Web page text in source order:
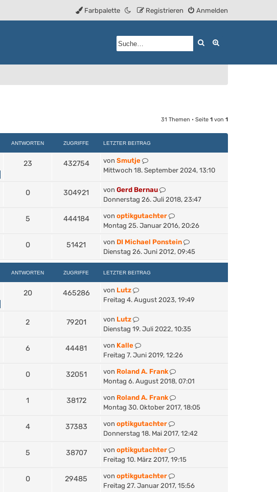
Anmelden
Registrieren
Farbpalette
Suche
31 Themen • Seite 1 von 1
ANTWORTEN ZUGRIFFE LETZTER BEITRAG
23 432754 von Smutje
Mittwoch 18. September 2024, 13:10
0 304921 von Gerd Bernau
Donnerstag 26. Juli 2018, 23:47
5 444184 von optikgutachter
Montag 25. Januar 2016, 20:26
0 51421 von DI Michael Ponstein
Dienstag 26. Juni 2012, 09:45
ANTWORTEN ZUGRIFFE LETZTER BEITRAG
20 465286 von Lutz
Freitag 4. August 2023, 19:49
2 79201 von Lutz
Dienstag 19. Juli 2022, 10:35
6 44481 von Kalle
Freitag 7. Juni 2019, 12:26
0 32051 von Roland A. Frank
Montag 6. August 2018, 07:01
1 38172 von Roland A. Frank
Montag 30. Oktober 2017, 18:05
4 37383 von optikgutachter
Donnerstag 18. Mai 2017, 12:42
5 38707 von optikgutachter
Freitag 10. März 2017, 19:15
0 29485 von optikgutachter
Freitag 27. Januar 2017, 15:56